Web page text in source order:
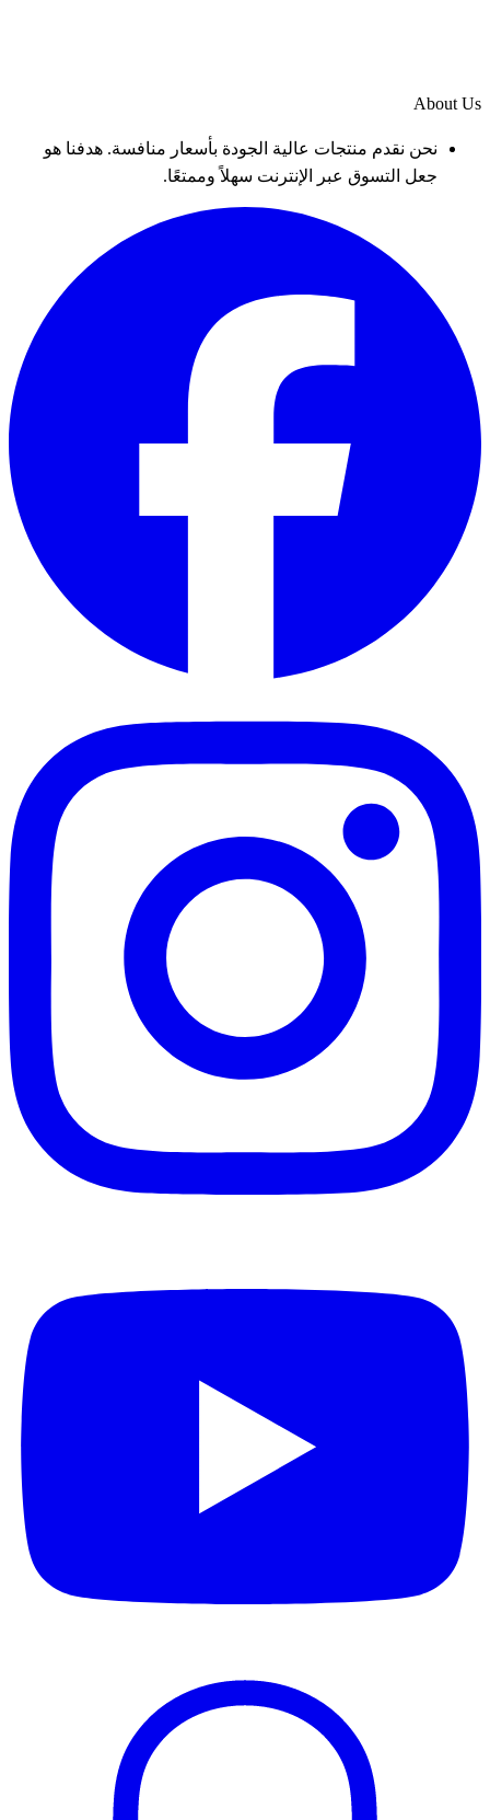
About Us
نحن نقدم منتجات عالية الجودة بأسعار منافسة. هدفنا هو
جعل التسوق عبر الإنترنت سهلاً وممتعًا.